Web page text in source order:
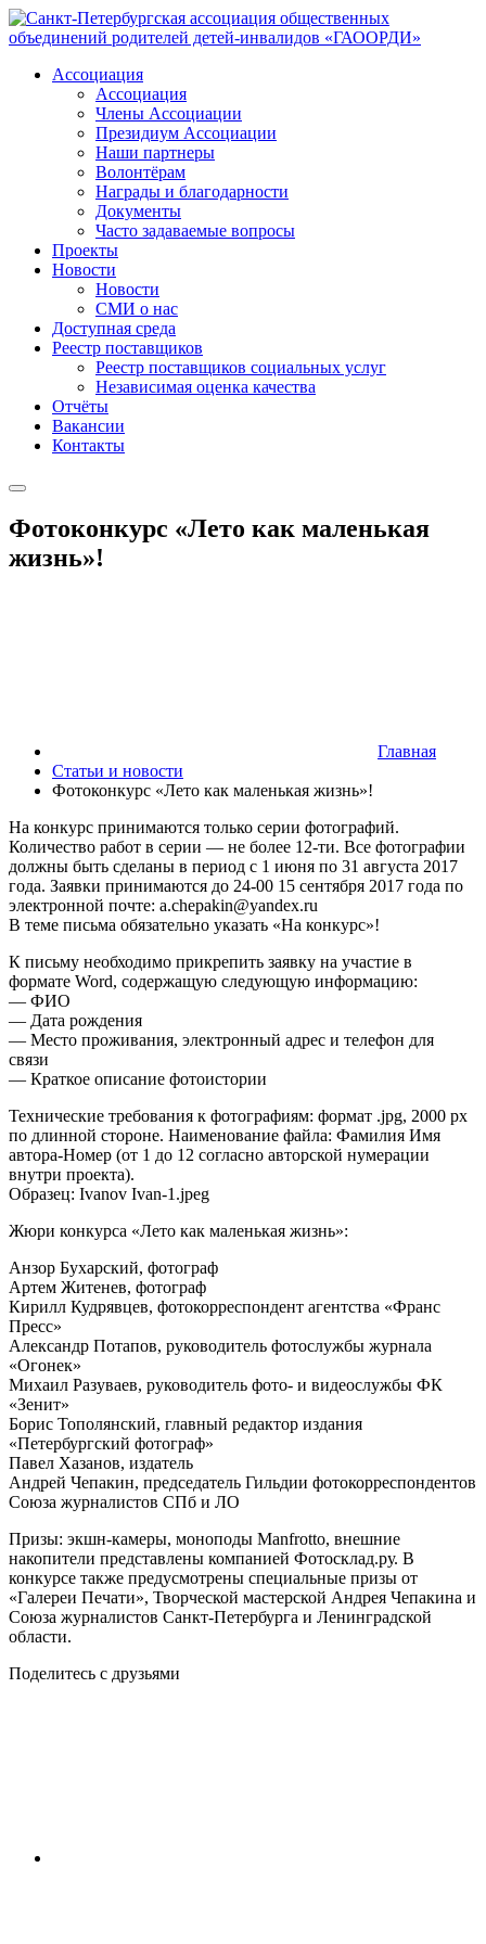
Ассоциация
Ассоциация
Члены Ассоциации
Президиум Ассоциации
Наши партнеры
Волонтёрам
Награды и благодарности
Документы
Часто задаваемые вопросы
Проекты
Новости
Новости
СМИ о нас
Доступная среда
Реестр поставщиков
Реестр поставщиков социальных услуг
Независимая оценка качества
Отчёты
Вакансии
Контакты
Фотоконкурс «Лето как маленькая
жизнь»!
Главная
Статьи и новости
Фотоконкурс «Лето как маленькая жизнь»!
На конкурс принимаются только серии фотографий.
Количество работ в серии — не более 12-ти. Все фотографии
должны быть сделаны в период с 1 июня по 31 августа 2017
года. Заявки принимаются до 24-00 15 сентября 2017 года по
электронной почте: a.chepakin@yandex.ru
В теме письма обязательно указать «На конкурс»!
К письму необходимо прикрепить заявку на участие в
формате Word, содержащую следующую информацию:
— ФИО
— Дата рождения
— Место проживания, электронный адрес и телефон для
связи
— Краткое описание фотоистории
Технические требования к фотографиям: формат .jpg, 2000 px
по длинной стороне. Наименование файла: Фамилия Имя
автора-Номер (от 1 до 12 согласно авторской нумерации
внутри проекта).
Образец: Ivanov Ivan-1.jpeg
Жюри конкурса «Лето как маленькая жизнь»:
Анзор Бухарский, фотограф
Артем Житенев, фотограф
Кирилл Кудрявцев, фотокорреспондент агентства «Франс
Пресс»
Александр Потапов, руководитель фотослужбы журнала
«Огонек»
Михаил Разуваев, руководитель фото- и видеослужбы ФК
«Зенит»
Борис Тополянский, главный редактор издания
«Петербургский фотограф»
Павел Хазанов, издатель
Андрей Чепакин, председатель Гильдии фотокорреспондентов
Союза журналистов СПб и ЛО
Призы: экшн-камеры, моноподы Manfrotto, внешние
накопители представлены компанией Фотосклад.ру. В
конкурсе также предусмотрены специальные призы от
«Галереи Печати», Творческой мастерской Андрея Чепакина и
Союза журналистов Санкт-Петербурга и Ленинградской
области.
Поделитесь с друзьями